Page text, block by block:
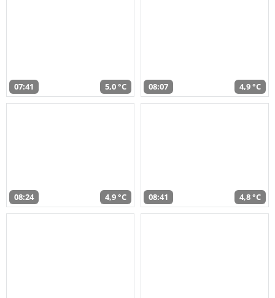
07:41 5,0 °C 08:07 4,9 °C
08:24 4,9 °C 08:41 4,8 °C